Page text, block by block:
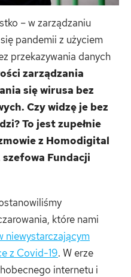
– w zarządzaniu
pandemii z użyciem
przekazywania danych
zarządzania
się wirusa bez
Czy widzę je bez
To jest zupełnie
z Homodigital
Fundacji
które nami
niewystarczającym
z Covid-19. W erze
internetu i